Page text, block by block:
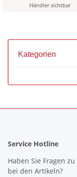
Händler sichtbar
Kategorien
Service Hotline
Haben Sie Fragen
bei den Artikeln?